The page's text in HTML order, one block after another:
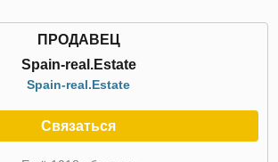
ПРОДАВЕЦ
Spain-real.Estate
Spain-real.Estate
Связаться